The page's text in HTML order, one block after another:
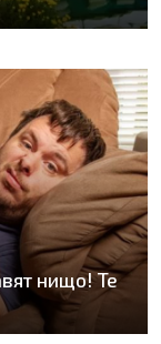
нищо! Те